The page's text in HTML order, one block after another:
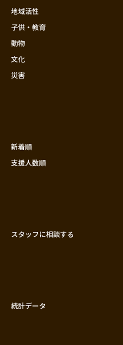
近畿
中国
地域活性
子供・教育
動物
文化
災害
新着順
支援人数順
スタッフに相談する
統計データ